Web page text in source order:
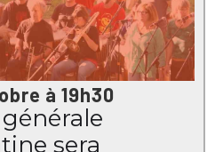
à 19h30
sera